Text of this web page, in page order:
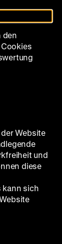
(2)
Dabui
ich
den
Website
und
diese
kann sich